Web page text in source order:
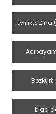
Açılır,
Evlilikte Zina
Bozkurt
biga